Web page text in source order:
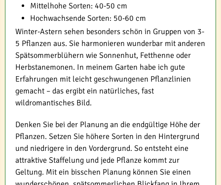
Mittelhohe Sorten: 40-50 cm
Hochwachsende Sorten: 50-60 cm
Winter-Astern sehen besonders schön in Gruppen von 3-
5 Pflanzen aus. Sie harmonieren wunderbar mit anderen
Spätsommerblühern wie Sonnenhut, Fetthenne oder
Herbstanemonen. In meinem Garten habe ich gute
Erfahrungen mit leicht geschwungenen Pflanzlinien
gemacht – das ergibt ein natürliches, fast
wildromantisches Bild.
Denken Sie bei der Planung an die endgültige Höhe der
Pflanzen. Setzen Sie höhere Sorten in den Hintergrund
und niedrigere in den Vordergrund. So entsteht eine
attraktive Staffelung und jede Pflanze kommt zur
Geltung. Mit ein bisschen Planung können Sie einen